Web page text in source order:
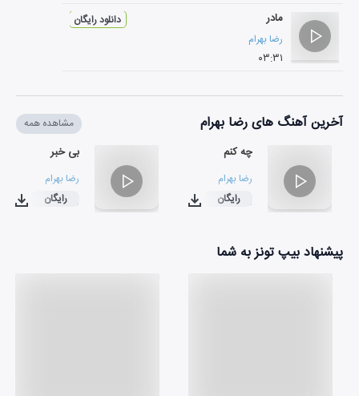
مادر
رضا بهرام
۰۳:۳۱
دانلود رایگان
آخرین آهنگ های رضا بهرام مشاهده همه
چه کنم
رضا بهرام
۰۲:۳۰رایگان
بی خبر
رضا بهرام
۰۲:۴۰رایگان
پیشنهاد بیپ تونز به شما